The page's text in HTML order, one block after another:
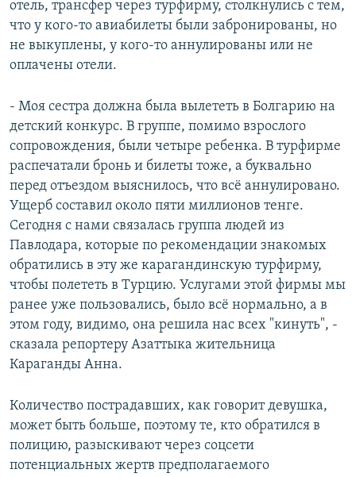
отель, трансфер через турфирму, столкнулись с тем,
что у кого-то авиабилеты были забронированы, но
не выкуплены, у кого-то аннулированы или не
оплачены отели.
- Моя сестра должна была вылететь в Болгарию на
детский конкурс. В группе, помимо взрослого
сопровождения, были четыре ребенка. В турфирме
распечатали бронь и билеты тоже, а буквально
перед отъездом выяснилось, что всё аннулировано.
Ущерб составил около пяти миллионов тенге.
Сегодня с нами связалась группа людей из
Павлодара, которые по рекомендации знакомых
обратились в эту же карагандинскую турфирму,
чтобы полететь в Турцию. Услугами этой фирмы мы
ранее уже пользовались, было всё нормально, а в
этом году, видимо, она решила нас всех "кинуть", -
сказала репортеру Азаттыка жительница
Караганды Анна.
Количество пострадавших, как говорит девушка,
может быть больше, поэтому те, кто обратился в
полицию, разыскивают через соцсети
потенциальных жертв предполагаемого